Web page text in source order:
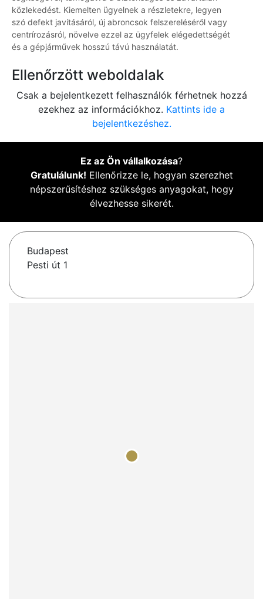
közlekedést. Kiemelten ügyelnek a részletekre, legyen
szó defekt javításáról, új abroncsok felszereléséről vagy
centrírozásról, növelve ezzel az ügyfelek elégedettségét
és a gépjárművek hosszú távú használatát.
Ellenőrzött weboldalak
Csak a bejelentkezett felhasználók férhetnek hozzá
ezekhez az információkhoz. Kattints ide a
bejelentkezéshez.
Ez az Ön vállalkozása?
Gratulálunk! Ellenőrizze le, hogyan szerezhet
népszerűsítéshez szükséges anyagokat, hogy
élvezhesse sikerét.
Budapest
Pesti út 1